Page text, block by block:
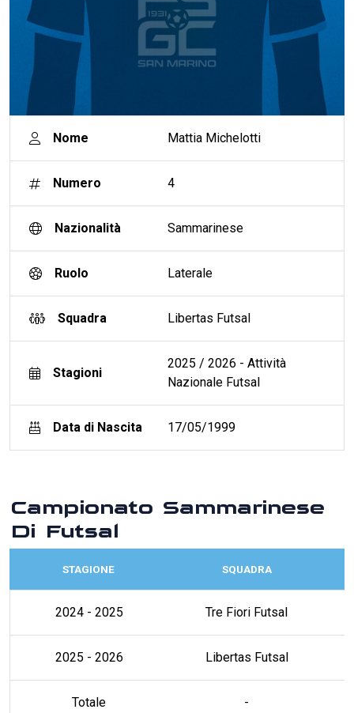
Nome Mattia Michelotti
Numero 4
Nazionalità Sammarinese
Ruolo Laterale
Squadra Libertas Futsal
Stagioni
2025 / 2026 - Attività
Nazionale Futsal
Data di Nascita 17/05/1999
Campionato Sammarinese
Di Futsal
STAGIONE SQUADRA
2024 - 2025 Tre Fiori Futsal
2025 - 2026 Libertas Futsal
Totale -